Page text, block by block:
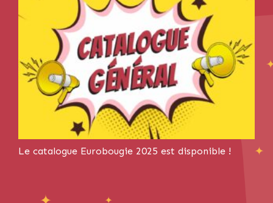
Le catalogue Eurobougie 2025 est disponible !